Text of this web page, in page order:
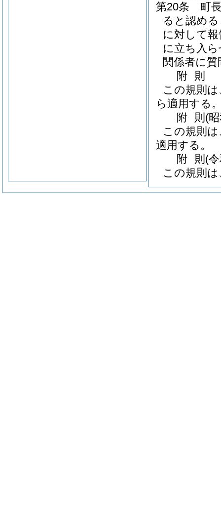
第20条
町
ると認め
に対して
に立ち入
関係者に
附 則
この規則
ら適用する
附 則 (
この規則
適用する。
附 則 (
この規則